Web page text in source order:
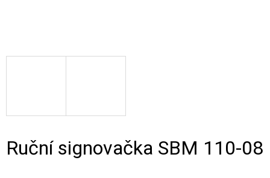
Ruční signovačka SBM 110-08